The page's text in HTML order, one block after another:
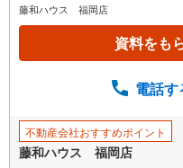
藤和ハウス 福岡店
資料をも
電話す
不動産会社おすすめポイント
藤和ハウス 福岡店